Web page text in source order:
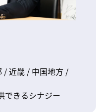
/ 近畿 / 中国地方 /
できるシナジー